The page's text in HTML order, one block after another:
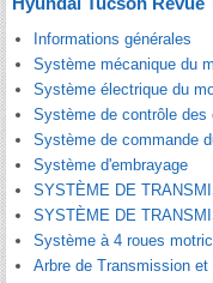
Informations générales
Système mécanique du
Système électrique du
Système de contrôle des
Système de commande
Système d'embrayage
SYSTÈME DE
SYSTÈME DE
Système à 4 roues
Arbre de Transmission et